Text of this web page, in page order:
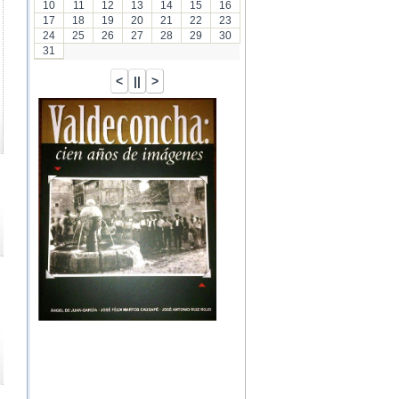
10 11 12 13 14 15
16
17
18 19 20 21 22
23
24
25 26 27 28 29
30
31